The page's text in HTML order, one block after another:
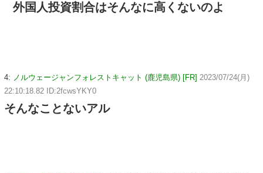
外国人投資割合はそんなに高くないのよ
4: ノルウェージャンフォレストキャット (鹿児島県) [FR] 2023/07/24(月)
22:10:18.82 ID:2fcwsYKY0
そんなことないアル